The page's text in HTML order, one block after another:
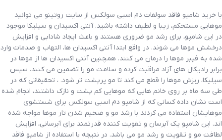
با خرید شامپو فاقد سولفات دم اسبی سولکس از سایت روتینو می توانید
موهایی مستحکم، زیبا و لطیف داشته باشید. آنتی اکسیدان و سیلیکا موجود
در این شامپو، برای رشد مو ضروری هستند و باعث ایجاد شادابی و افزایش
درخشش موها می شوند. در واقع ابتدا آنتی اکسیدان ها، التهاب و صدمات وارد
شده به فیبر موها را درمان می کنند. همچنین آنتی اکسیدان ها از موها در
برابر رادیکال های آزاد مراقبت کرده و سلامت مو را تضمین می کنند. سپس
سیلیکا، ریزش موها را قطع می کند تا مو پرپشت تر شود. ، تحقیقاتی که در
طی سه ماه بر روی خانم هایی که موهایی کم پشت و نازک داشتند، انجام شده
است نشان داده کسانی که از شامپو دم اسبی سولکس برای شستشوی
موهایشان استفاده می کردند با رشد مو و ضخیم شدن تار موها مواجه شده
اند. این شامپو یک آبرسان و تقویت کننده قدرتمند برای آبرسانی، افزایش
لطافت مو و تقویت و رشد مو می باشد. در نتیجه با استفاده از شامپو فاقد